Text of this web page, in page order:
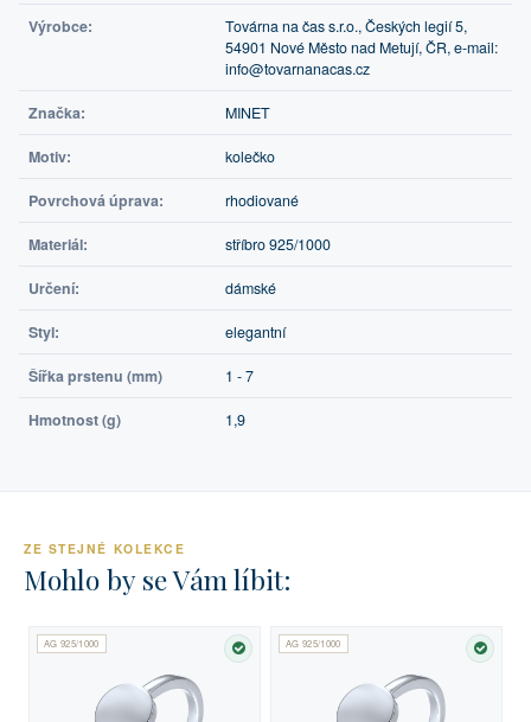
Výrobce:
Továrna na čas s.r.o., Českých legií 5,
54901 Nové Město nad Metují, ČR, e-mail:
info@tovarnanacas.cz
Značka: MINET
Motiv: kolečko
Povrchová úprava: rhodiované
Materiál: stříbro 925/1000
Určení: dámské
Styl: elegantní
Šířka prstenu (mm) 1 - 7
Hmotnost (g) 1,9
ZE STEJNÉ KOLEKCE
Mohlo by se Vám líbit:
AG 925/1000
SKLADEM
AG 925/1000